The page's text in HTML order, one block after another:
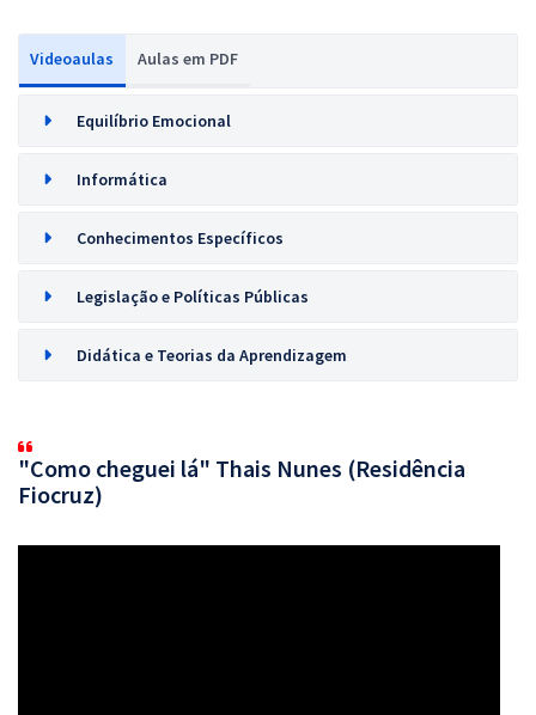
Videoaulas Aulas em PDF
Equilíbrio Emocional
Informática
Conhecimentos Específicos
Legislação e Políticas Públicas
Didática e Teorias da Aprendizagem
"Como cheguei lá" Thais Nunes (Residência
Fiocruz)